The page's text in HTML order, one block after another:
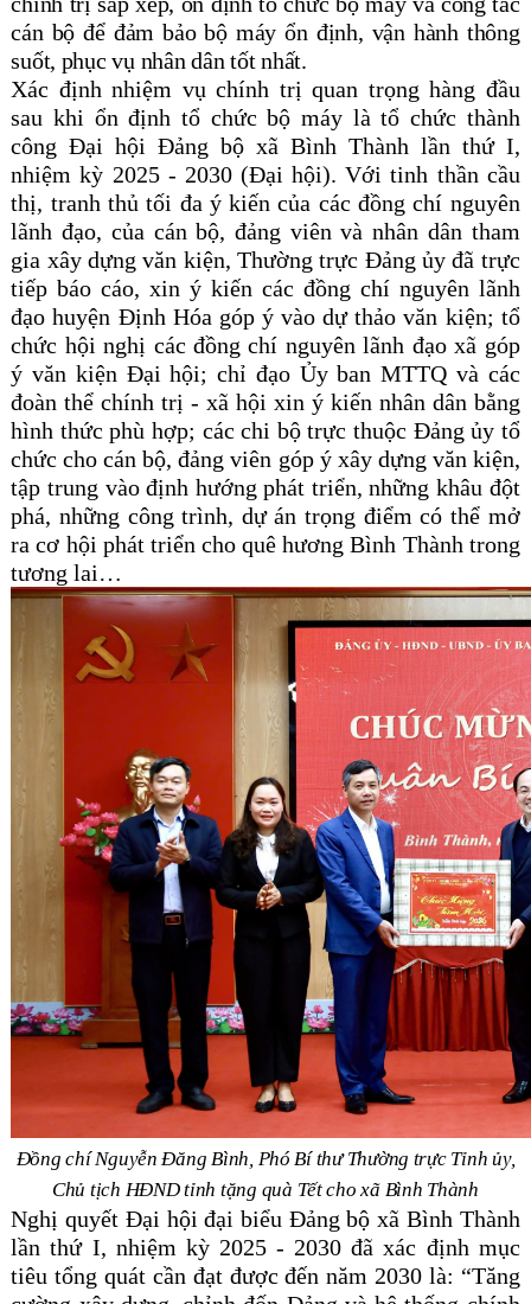
cán bộ để đảm bảo bộ máy ổn định, vận hành thông
suốt, phục vụ nhân dân tốt nhất.
Xác định nhiệm vụ chính trị quan trọng hàng đầu
sau khi ổn định tổ chức bộ máy là tổ chức thành
công Đại hội Đảng bộ xã Bình Thành lần thứ I,
nhiệm kỳ 2025 - 2030 (Đại hội). Với tinh thần cầu
thị, tranh thủ tối đa ý kiến của các đồng chí nguyên
lãnh đạo, của cán bộ, đảng viên và nhân dân tham
gia xây dựng văn kiện, Thường trực Đảng ủy đã trực
tiếp báo cáo, xin ý kiến các đồng chí nguyên lãnh
đạo huyện Định Hóa góp ý vào dự thảo văn kiện; tổ
chức hội nghị các đồng chí nguyên lãnh đạo xã góp
ý văn kiện Đại hội; chỉ đạo Ủy ban MTTQ và các
đoàn thể chính trị - xã hội xin ý kiến nhân dân bằng
hình thức phù hợp; các chi bộ trực thuộc Đảng ủy tổ
chức cho cán bộ, đảng viên góp ý xây dựng văn kiện,
tập trung vào định hướng phát triển, những khâu đột
phá, những công trình, dự án trọng điểm có thể mở
ra cơ hội phát triển cho quê hương Bình Thành trong
tương lai…
Đồng chí Nguyễn Đăng Bình, Phó Bí thư Thường trực Tỉnh ủy,
Chủ tịch HĐND tỉnh tặng quà Tết cho xã Bình Thành
Nghị quyết Đại hội đại biểu Đảng bộ xã Bình Thành
lần thứ I, nhiệm kỳ 2025 - 2030 đã xác định mục
tiêu tổng quát cần đạt được đến năm 2030 là: “Tăng